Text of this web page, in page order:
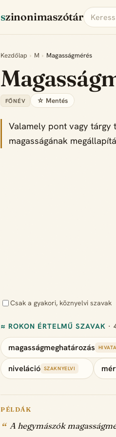
szinonimaszótár
Kezdőlap › M › Magasságmérés
FŐNÉV ☆ Mentés
Valamely pont vagy tárgy
magasságának
Csak a gyakori, köznyelvi szavak
≈ ROKON ÉRTELMŰ SZAVAK ·
magasságmeghatározás
niveláció SZAKNYELVI
PÉLDÁK
A hegymászók